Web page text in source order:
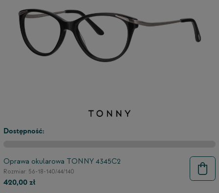
Dostępność:
Oprawa okularowa TONNY 4345C2
Rozmiar: 56-18-140/44/140
420,00 zł